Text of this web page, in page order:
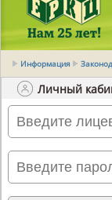
Информация
Личный